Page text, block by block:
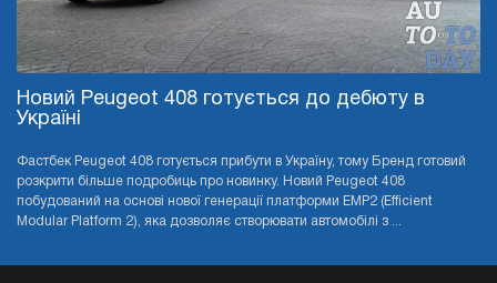
Новий Peugeot 408 готується до дебюту в
Україні
Фастбек Peugeot 408 готується прибути в Україну, тому Бренд готовий
розкрити більше подробиць про новинку. Новий Peugeot 408
побудований на основі нової генерації платформи EMP2 (Efficient
Modular Platform 2), яка дозволяє створювати автомобілі з ...